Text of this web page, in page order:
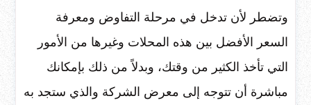
وتضطر لأن تدخل في مرحلة التفاوض ومعرفة
السعر الأفضل بين هذه المحلات وغيرها من الأمور
التي تأخذ الكثير من وقتك، وبدلاً من ذلك بإمكانك
مباشرة أن تتوجه إلى معرض الشركة والذي ستجد به